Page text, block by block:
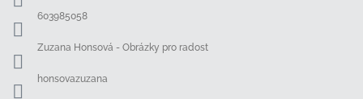
603985058
Zuzana Honsová - Obrázky pro radost
honsovazuzana